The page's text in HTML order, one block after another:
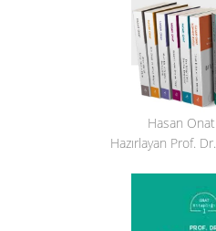
Hasan Onat
Hazırlayan Prof.